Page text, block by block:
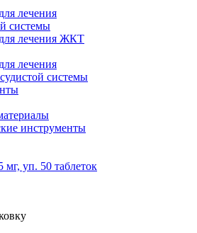
лечения
системы
лечения ЖКТ
лечения
системы
инструменты
уп. 50 таблеток